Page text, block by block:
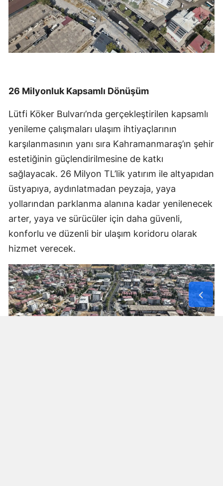
26 Milyonluk Kapsamlı Dönüşüm
Lütfi Köker Bulvarı’nda gerçekleştirilen kapsamlı
yenileme çalışmaları ulaşım ihtiyaçlarının
karşılanmasının yanı sıra Kahramanmaraş’ın şehir
estetiğinin güçlendirilmesine de katkı
sağlayacak. 26 Milyon TL’lik yatırım ile altyapıdan
üstyapıya, aydınlatmadan peyzaja, yaya
yollarından parklanma alanına kadar yenilenecek
arter, yaya ve sürücüler için daha güvenli,
konforlu ve düzenli bir ulaşım koridoru olarak
hizmet verecek.